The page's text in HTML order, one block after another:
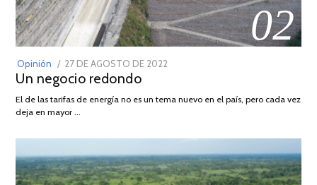
02
Opinión
POSTED
ON
27 DE AGOSTO DE 2022
DE
Un negocio redondo
El de las tarifas de energía no es un tema nuevo en el país, pero cada vez
deja en mayor …